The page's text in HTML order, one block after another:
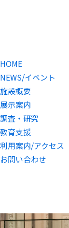
HOME
NEWS/イベント
施設概要
展示案内
調査・研究
教育支援
利用案内/アクセス
お問い合わせ